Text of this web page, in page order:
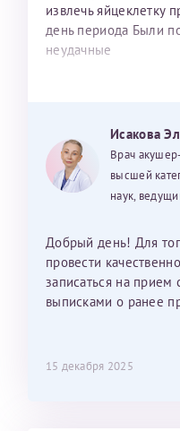
извлечь яйцеклетку
день периода Были
неудачные
Исакова
Врач
высшей
наук,
Добрый день! Для
провести
записаться на
выписками о ранее
15 декабря 2025